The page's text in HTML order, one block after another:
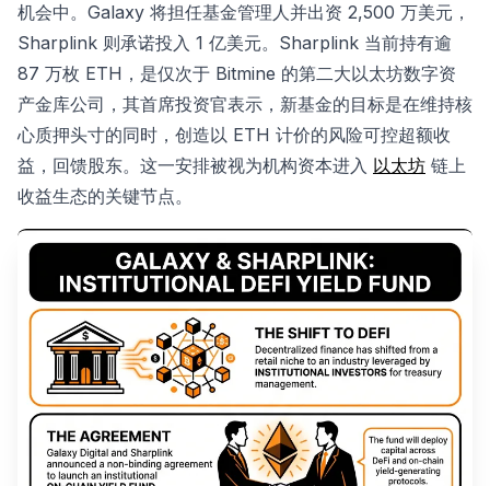
机会中。Galaxy 将担任基金管理人并出资 2,500 万美元，
Sharplink 则承诺投入 1 亿美元。Sharplink 当前持有逾
87 万枚 ETH，是仅次于 Bitmine 的第二大以太坊数字资
产金库公司，其首席投资官表示，新基金的目标是在维持核
心质押头寸的同时，创造以 ETH 计价的风险可控超额收
益，回馈股东。这一安排被视为机构资本进入 以太坊 链上
收益生态的关键节点。